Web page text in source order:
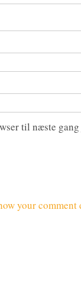
til næste
your comment